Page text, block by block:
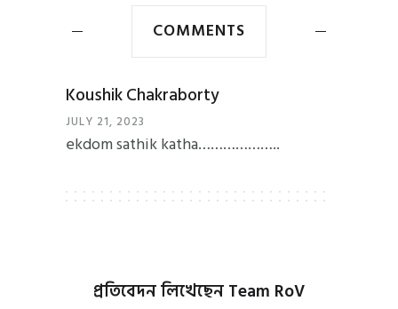
COMMENTS
Koushik Chakraborty
JULY 21, 2023
ekdom sathik katha………………..
প্রতিবেদন লিখেছেনTeam RoV